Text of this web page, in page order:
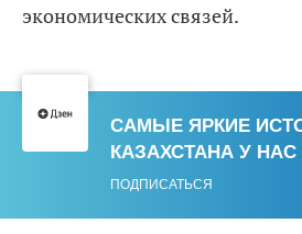
экономических связей.
САМЫЕ ЯРКИЕ
КАЗАХСТАНА У
ПОДПИСАТЬСЯ